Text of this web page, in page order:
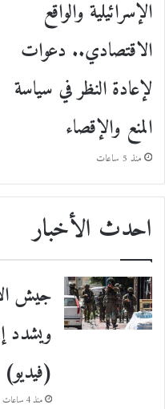
الإسرائيلية والواقع
الاقتصادي.. دعوات
لإعادة النظر في سياسة
المنع والإقصاء
منذ 5 ساعات
احدث الأخبار
جيش
ويشدد
(فيديو)
منذ 4 ساعات